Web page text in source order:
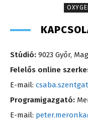
Stúdió: 9023 Győr,
Felelős online
E-mail:
Programigazgató:
E-mail: